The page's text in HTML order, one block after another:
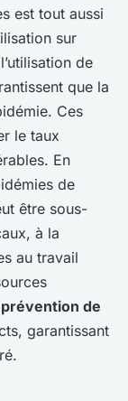
est tout aussi
sur
de
que la
Ces
le taux
En
de
être sous-
à la
au travail
prévention de
garantissant